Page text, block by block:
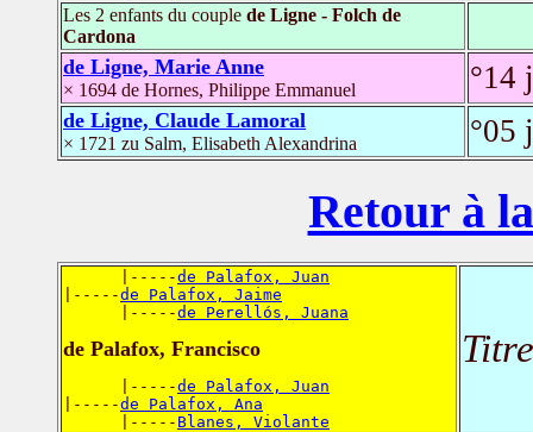
Les 2 enfants du couple de Ligne - Folch de
Cardona
de Ligne, Marie Anne
× 1694 de Hornes, Philippe Emmanuel °14
de Ligne, Claude Lamoral
× 1721 zu Salm, Elisabeth Alexandrina °05
Retour à
      |-----
de Palafox, Juan
|-----de Palafox, Jaime
      |-----
de Perellós, Juana
de Palafox, Francisco
      |-----
de Palafox, Juan
|-----de Palafox, Ana
      |-----
Blanes, Violante